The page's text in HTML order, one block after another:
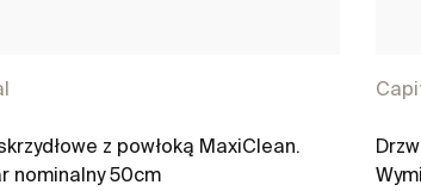
z powłoką MaxiClean.
nominalny 50cm